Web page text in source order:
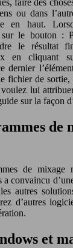
faire des
ou dans
en haut.
sur le bouton :
le résultat
en cliquant
dernier
fichier de
lui
sur la façon
de
de mixage
a convaincu
autres
d’autres
et